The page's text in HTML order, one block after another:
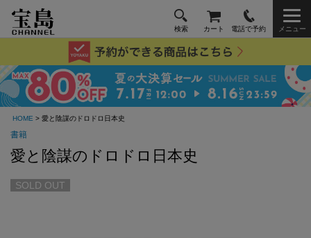
検索 カート 電話で予約 メニュー
HOME > 愛と陰謀のドロドロ日本史
書籍
愛と陰謀のドロドロ日本史
SOLD OUT